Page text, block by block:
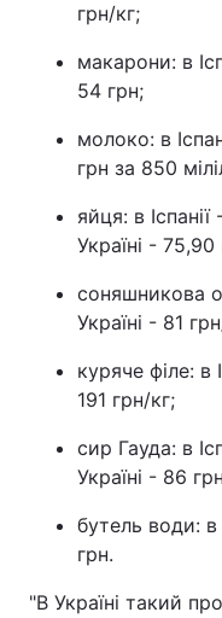
грн/кг;
макарони: в
54 грн;
молоко: в
грн за 850
яйця: в
Україні -
соняшникова
Україні - 81
куряче філе: в
191 грн/кг;
сир Гауда: в
Україні - 86
бутель води: в
грн.
"В Україні такий